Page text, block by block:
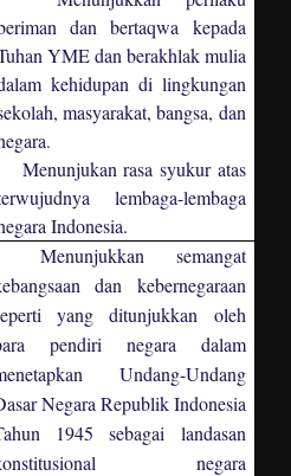
dan bertaqwa kepada
YME dan berakhlak mulia
kehidupan di lingkungan
masyarakat, bangsa, dan
.
Menunjukan rasa syukur atas
lembaga-lembaga
Indonesia.
semangat
dan kebernegaraan
yang ditunjukkan oleh
pendiri negara dalam
Undang-Undang
Negara Republik Indonesia
1945 sebagai landasan
negara